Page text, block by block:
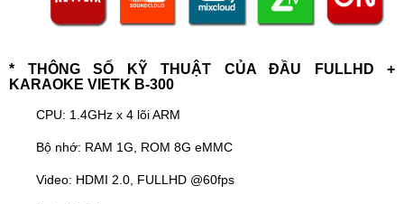
* THÔNG SỐ KỸ THUẬT CỦA ĐẦU FULLHD +
KARAOKE VIETK B-300
CPU: 1.4GHz x 4 lõi ARM
Bộ nhớ: RAM 1G, ROM 8G eMMC
Video: HDMI 2.0, FULLHD @60fps